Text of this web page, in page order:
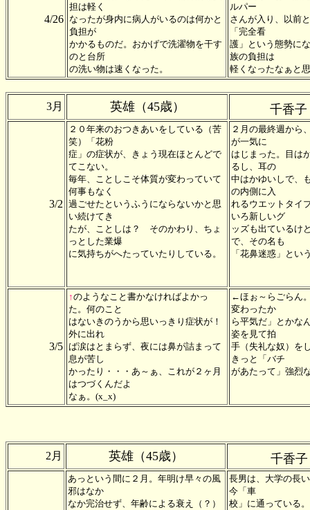
4/26
担は軽く
なったが身内に病人がいるのは何かと
負担が
かかるものだ。おかげで洗濯物を干す
のと台所
の洗い物は速くなった。
ルパー
さんが入り、以前
「完全看
護」という態勢に
族の負担は
軽くなったなぁと
3月 英雄（45歳） 千香子
3/2
２０年来のおつきあいをしている（苦
笑）「花粉
症」の症状が、きょう現在ほとんどで
てこない。
毎年、ことしこそ体質が変わっていて
何事もなく
過ごせたというふうにならないかと思
い続けてき
たが、ことしは？ そのかわり、ちょ
っとした業爆
に気持ちがへたっていたりしている。
２月の最終週から
が一気に
はじまった。目は
るし、耳の
中はかゆいしで、
の内側に入
れるウエットタイ
いろ新しいグ
ッズも出ているけ
で、その名も
「花鼻迷惑」とい
3/5
↑のようなこと書かなければよかっ
た。何のこと
はないきのうから思いっきり症状が！
外に出れ
ば涙はとまらず、夜には鼻が詰まって
息が苦し
かったり・・・あ～ぁ、これが２ヶ月
はつづくんだよ
なぁ。(x_x)
←ほぉ～らごらん
変わったか
ら平気だ」とかな
姿を見て拍
手（失礼な奴）
きっと「バチ
があたって」強烈
2月 英雄（45歳） 千香
あっという間に２月。年明け早々の風
邪はなか
なか完治せず、年齢による衰え（？）
長男は、大学の長
今「車
校」に通っている